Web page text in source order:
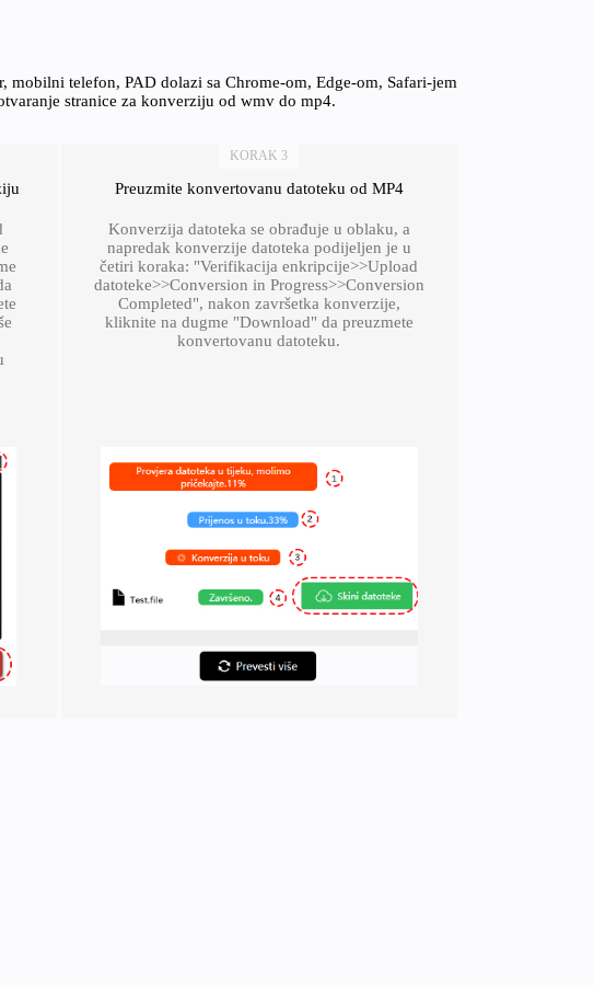
mobilni telefon, PAD dolazi sa Chrome-om, Edge-om, Safari-jem
stranice za konverziju od wmv do mp4.
KORAK 3
Preuzmite konvertovanu datoteku od MP4
Konverzija datoteka se obrađuje u oblaku, a
napredak konverzije datoteka podijeljen je u
četiri koraka: "Verifikacija enkripcije>>Upload
datoteke>>Conversion in Progress>>Conversion
Completed", nakon završetka konverzije,
kliknite na dugme "Download" da preuzmete
konvertovanu datoteku.